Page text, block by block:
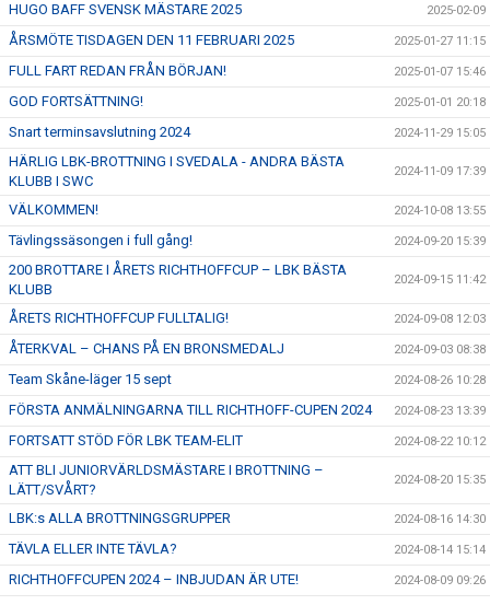
HUGO BAFF SVENSK MÄSTARE 2025 2025-02-09
ÅRSMÖTE TISDAGEN DEN 11 FEBRUARI 2025 2025-01-27 11:15
FULL FART REDAN FRÅN BÖRJAN! 2025-01-07 15:46
GOD FORTSÄTTNING! 2025-01-01 20:18
Snart terminsavslutning 2024 2024-11-29 15:05
HÄRLIG LBK-BROTTNING I SVEDALA - ANDRA BÄSTA
KLUBB I SWC
2024-11-09 17:39
VÄLKOMMEN! 2024-10-08 13:55
Tävlingssäsongen i full gång! 2024-09-20 15:39
200 BROTTARE I ÅRETS RICHTHOFFCUP – LBK BÄSTA
KLUBB
2024-09-15 11:42
ÅRETS RICHTHOFFCUP FULLTALIG! 2024-09-08 12:03
ÅTERKVAL – CHANS PÅ EN BRONSMEDALJ 2024-09-03 08:38
Team Skåne-läger 15 sept 2024-08-26 10:28
FÖRSTA ANMÄLNINGARNA TILL RICHTHOFF-CUPEN 2024 2024-08-23 13:39
FORTSATT STÖD FÖR LBK TEAM-ELIT 2024-08-22 10:12
ATT BLI JUNIORVÄRLDSMÄSTARE I BROTTNING –
LÄTT/SVÅRT?
2024-08-20 15:35
LBK:s ALLA BROTTNINGSGRUPPER 2024-08-16 14:30
TÄVLA ELLER INTE TÄVLA? 2024-08-14 15:14
RICHTHOFFCUPEN 2024 – INBJUDAN ÄR UTE! 2024-08-09 09:26